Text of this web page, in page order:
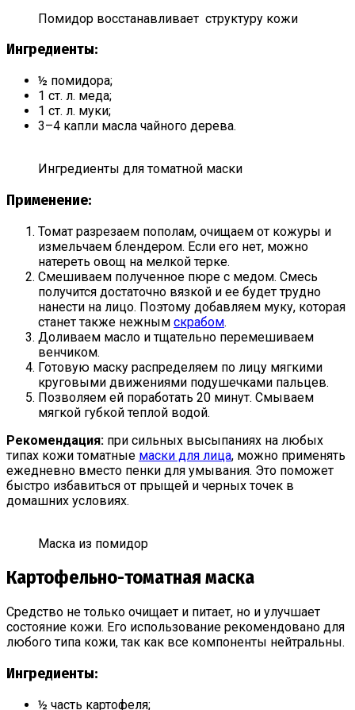
Помидор восстанавливает структуру кожи
Ингредиенты:
½ помидора;
1 ст. л. меда;
1 ст. л. муки;
3–4 капли масла чайного дерева.
Ингредиенты для томатной маски
Применение:
Томат разрезаем пополам, очищаем от кожуры и
измельчаем блендером. Если его нет, можно
натереть овощ на мелкой терке.
Смешиваем полученное пюре с медом. Смесь
получится достаточно вязкой и ее будет трудно
нанести на лицо. Поэтому добавляем муку, которая
станет также нежным скрабом.
Доливаем масло и тщательно перемешиваем
венчиком.
Готовую маску распределяем по лицу мягкими
круговыми движениями подушечками пальцев.
Позволяем ей поработать 20 минут. Смываем
мягкой губкой теплой водой.
Рекомендация: при сильных высыпаниях на любых
типах кожи томатные маски для лица, можно применять
ежедневно вместо пенки для умывания. Это поможет
быстро избавиться от прыщей и черных точек в
домашних условиях.
Маска из помидор
Картофельно-томатная маска
Средство не только очищает и питает, но и улучшает
состояние кожи. Его использование рекомендовано для
любого типа кожи, так как все компоненты нейтральны.
Ингредиенты:
½ часть картофеля;